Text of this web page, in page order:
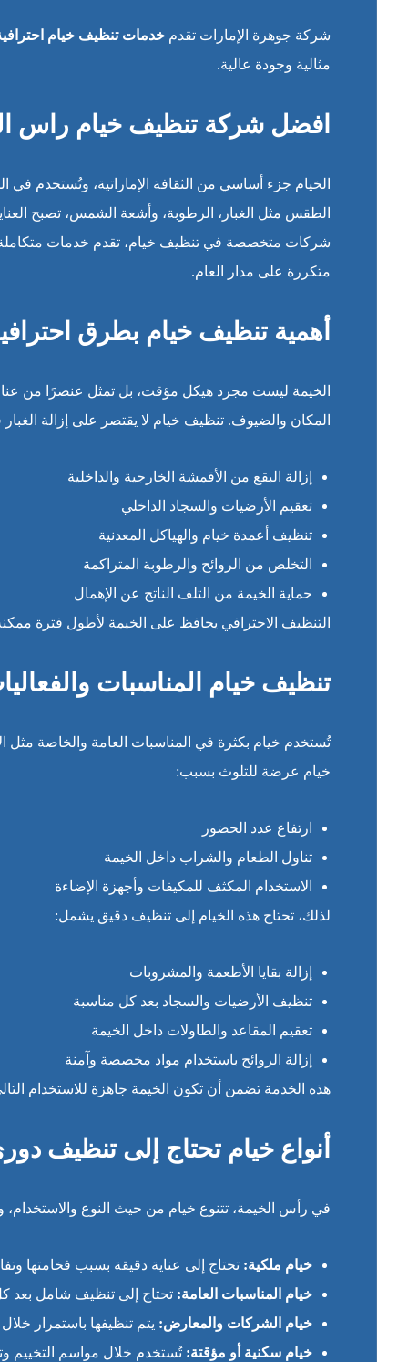
شركة جوهرة الإمارات تقدم خدمات تنظيف خيام
مثالية وجودة عالية.
افضل شركة تنظيف خيام راس
الخيام جزء أساسي من الثقافة الإماراتية، وتُستخدم في
الطقس مثل الغبار، الرطوبة، وأشعة الشمس، تصبح
شركات متخصصة في تنظيف خيام، تقدم خدمات متكاملة
متكررة على مدار العام.
أهمية تنظيف خيام بطرق
الخيمة ليست مجرد هيكل مؤقت، بل تمثل عنصرًا من عناصر
المكان والضيوف. تنظيف خيام لا يقتصر على إزالة
إزالة البقع من الأقمشة الخارجية والداخلية
تعقيم الأرضيات والسجاد الداخلي
تنظيف أعمدة خيام والهياكل المعدنية
التخلص من الروائح والرطوبة المتراكمة
حماية الخيمة من التلف الناتج عن الإهمال
التنظيف الاحترافي يحافظ على الخيمة لأطول فترة
تنظيف خيام المناسبات
تُستخدم خيام بكثرة في المناسبات العامة والخاصة مثل
خيام عرضة للتلوث بسبب:
ارتفاع عدد الحضور
تناول الطعام والشراب داخل الخيمة
الاستخدام المكثف للمكيفات وأجهزة الإضاءة
لذلك، تحتاج هذه الخيام إلى تنظيف دقيق يشمل:
إزالة بقايا الأطعمة والمشروبات
تنظيف الأرضيات والسجاد بعد كل مناسبة
تعقيم المقاعد والطاولات داخل الخيمة
إزالة الروائح باستخدام مواد مخصصة وآمنة
هذه الخدمة تضمن أن تكون الخيمة جاهزة للاستخدام
أنواع خيام تحتاج إلى تنظيف
في رأس الخيمة، تتنوع خيام من حيث النوع والاستخدام،
خيام ملكية: تحتاج إلى عناية دقيقة بسبب فخامتها
خيام المناسبات العامة: تحتاج إلى تنظيف شامل بعد
خيام الشركات والمعارض: يتم تنظيفها باستمرار خلال
خيام سكنية أو مؤقتة: تُستخدم خلال مواسم التخييم